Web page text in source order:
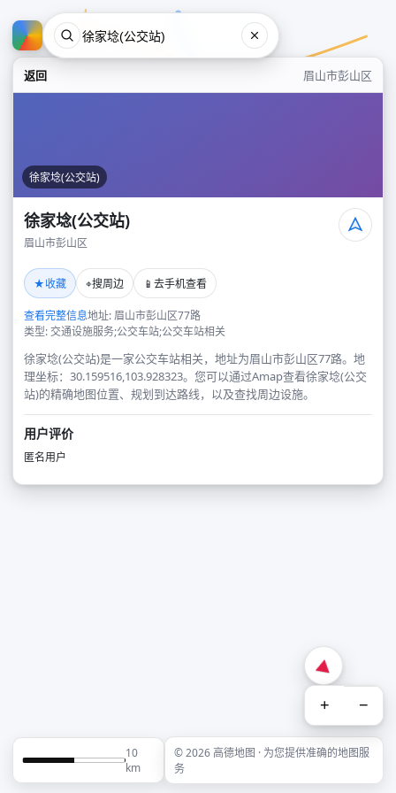
返回 眉山市彭山区
徐家埝(公交站)
徐家埝(公交站)
眉山市彭山区
★收藏 ⌖搜周边 📱 去手机查看
查看完整信息地址: 眉山市彭山区77路
类型: 交通设施服务;公交车站;公交车站相关
徐家埝(公交站)是一家公交车站相关，地址为眉山市彭山区77路。地
理坐标：30.159516,103.928323。您可以通过Amap查看徐家埝(公交
站)的精确地图位置、规划到达路线，以及查找周边设施。
用户评价
匿名用户
+ −
10
km
© 2026 高德地图 · 为您提供准确的地图服
务